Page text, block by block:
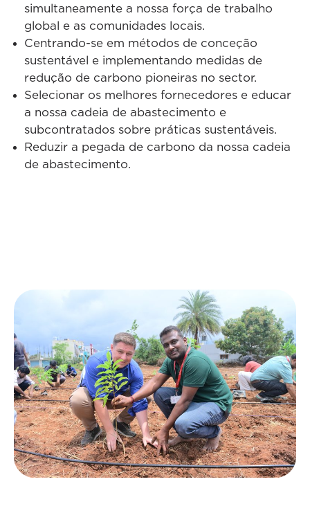
simultaneamente a nossa força de trabalho
global e as comunidades locais.
Centrando-se em métodos de conceção
sustentável e implementando medidas de
redução de carbono pioneiras no sector.
Selecionar os melhores fornecedores e educar
a nossa cadeia de abastecimento e
subcontratados sobre práticas sustentáveis.
Reduzir a pegada de carbono da nossa cadeia
de abastecimento.